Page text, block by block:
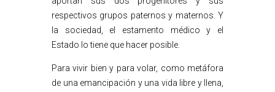
respectivos grupos paternos y maternos. Y
la sociedad, el estamento médico y el
Estado lo tiene que hacer posible.
Para vivir bien y para volar, como metáfora
de una emancipación y una vida libre y llena,